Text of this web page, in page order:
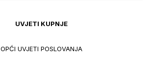
UVJETI KUPNJE
OPĆI UVJETI POSLOVANJA